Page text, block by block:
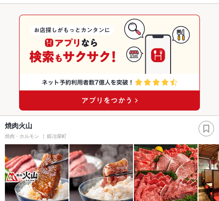
焼肉火山
焼肉・ホルモン 鍛冶屋町